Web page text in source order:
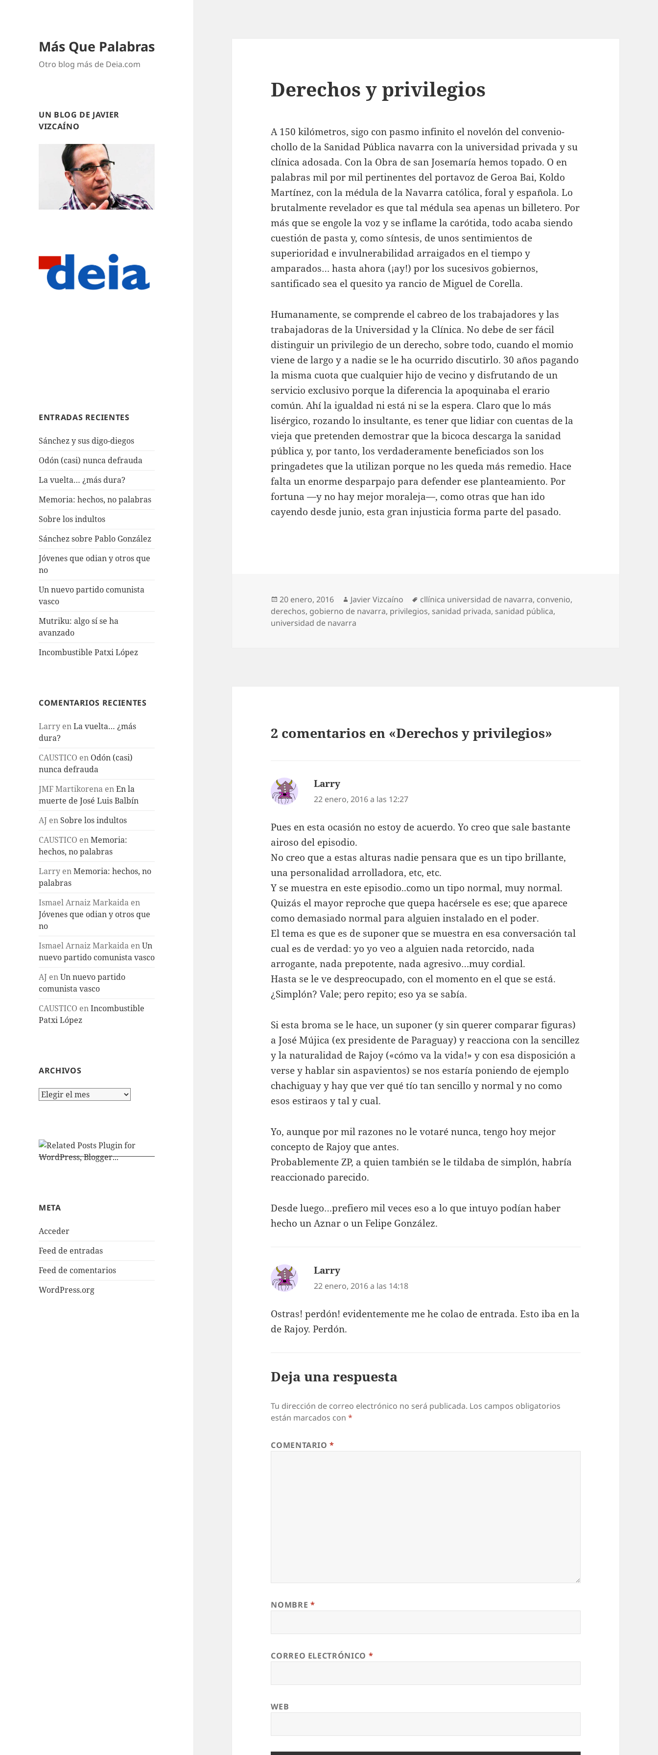
Más Que Palabras
Otro blog más de Deia.com
UN BLOG DE JAVIER
VIZCAÍNO
ENTRADAS RECIENTES
Sánchez y sus digo-diegos
Odón (casi) nunca defrauda
La vuelta… ¿más dura?
Memoria: hechos, no palabras
Sobre los indultos
Sánchez sobre Pablo González
Jóvenes que odian y otros que
no
Un nuevo partido comunista
vasco
Mutriku: algo sí se ha
avanzado
Incombustible Patxi López
COMENTARIOS RECIENTES
Larry enLa vuelta… ¿más
dura?
CAUSTICO en Odón (casi)
nunca defrauda
JMF Martikorena enEn la
muerte de José Luis Balbín
AJ en Sobre los indultos
CAUSTICO enMemoria:
hechos, no palabras
Larry enMemoria: hechos, no
palabras
Ismael Arnaiz Markaida en
Jóvenes que odian y otros que
no
Ismael Arnaiz Markaida enUn
nuevo partido comunista vasco
AJ enUn nuevo partido
comunista vasco
CAUSTICO enIncombustible
Patxi López
ARCHIVOS
Archivos
META
Acceder
Feed de entradas
Feed de comentarios
WordPress.org
Derechos y privilegios
A 150 kilómetros, sigo con pasmo infinito el novelón del convenio-
chollo de la Sanidad Pública navarra con la universidad privada y su
clínica adosada. Con la Obra de san Josemaría hemos topado. O en
palabras mil por mil pertinentes del portavoz de Geroa Bai, Koldo
Martínez, con la médula de la Navarra católica, foral y española. Lo
brutalmente revelador es que tal médula sea apenas un billetero. Por
más que se engole la voz y se inflame la carótida, todo acaba siendo
cuestión de pasta y, como síntesis, de unos sentimientos de
superioridad e invulnerabilidad arraigados en el tiempo y
amparados… hasta ahora (¡ay!) por los sucesivos gobiernos,
santificado sea el quesito ya rancio de Miguel de Corella.
Humanamente, se comprende el cabreo de los trabajadores y las
trabajadoras de la Universidad y la Clínica. No debe de ser fácil
distinguir un privilegio de un derecho, sobre todo, cuando el momio
viene de largo y a nadie se le ha ocurrido discutirlo. 30 años pagando
la misma cuota que cualquier hijo de vecino y disfrutando de un
servicio exclusivo porque la diferencia la apoquinaba el erario
común. Ahí la igualdad ni está ni se la espera. Claro que lo más
lisérgico, rozando lo insultante, es tener que lidiar con cuentas de la
vieja que pretenden demostrar que la bicoca descarga la sanidad
pública y, por tanto, los verdaderamente beneficiados son los
pringadetes que la utilizan porque no les queda más remedio. Hace
falta un enorme desparpajo para defender ese planteamiento. Por
fortuna —y no hay mejor moraleja—, como otras que han ido
cayendo desde junio, esta gran injusticia forma parte del pasado.
Publicado
el
20 enero, 2016 Autor
Javier Vizcaíno Etiquetas
cllínica universidad de navarra, convenio,
derechos, gobierno de navarra, privilegios, sanidad privada, sanidad pública,
universidad de navarra
2 comentarios en «Derechos y privilegios»
Larry
22 enero, 2016 a las 12:27
Pues en esta ocasión no estoy de acuerdo. Yo creo que sale bastante
airoso del episodio.
No creo que a estas alturas nadie pensara que es un tipo brillante,
una personalidad arrolladora, etc, etc.
Y se muestra en este episodio..como un tipo normal, muy normal.
Quizás el mayor reproche que quepa hacérsele es ese; que aparece
como demasiado normal para alguien instalado en el poder.
El tema es que es de suponer que se muestra en esa conversación tal
cual es de verdad: yo yo veo a alguien nada retorcido, nada
arrogante, nada prepotente, nada agresivo…muy cordial.
Hasta se le ve despreocupado, con el momento en el que se está.
¿Simplón? Vale; pero repito; eso ya se sabía.
Si esta broma se le hace, un suponer (y sin querer comparar figuras)
a José Mújica (ex presidente de Paraguay) y reacciona con la sencillez
y la naturalidad de Rajoy («cómo va la vida!» y con esa disposición a
verse y hablar sin aspavientos) se nos estaría poniendo de ejemplo
chachiguay y hay que ver qué tío tan sencillo y normal y no como
esos estiraos y tal y cual.
Yo, aunque por mil razones no le votaré nunca, tengo hoy mejor
concepto de Rajoy que antes.
Probablemente ZP, a quien también se le tildaba de simplón, habría
reaccionado parecido.
Desde luego…prefiero mil veces eso a lo que intuyo podían haber
hecho un Aznar o un Felipe González.
Larry
22 enero, 2016 a las 14:18
Ostras! perdón! evidentemente me he colao de entrada. Esto iba en la
de Rajoy. Perdón.
Deja una respuesta
Tu dirección de correo electrónico no será publicada. Los campos obligatorios
están marcados con*
COMENTARIO*
NOMBRE *
CORREO ELECTRÓNICO *
WEB